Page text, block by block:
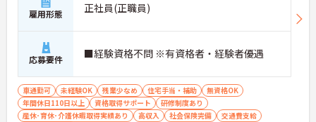
雇用形態 正社員(正職員)
応募要件 ■経験資格不問 ※有資格者・経験者優遇
車通勤可 未経験OK 残業少なめ 住宅手当・補助
無資格OK
年間休日110日以上
資格取得サポート
研修制度あり
産休･育休･介護休暇取得実績あり
高収入 社会保険完備
交通費支給